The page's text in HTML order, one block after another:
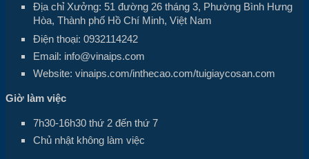
Địa chỉ Xưởng: 51 đường 26 tháng 3, Phường Bình Hưng
Hòa, Thành phố Hồ Chí Minh, Việt Nam
Điện thoại: 0932114242
Email: info@vinaips.com
Website: vinaips.com/inthecao.com/tuigiaycosan.com
Giờ làm việc
7h30-16h30 thứ 2 đến thứ 7
Chủ nhật không làm việc